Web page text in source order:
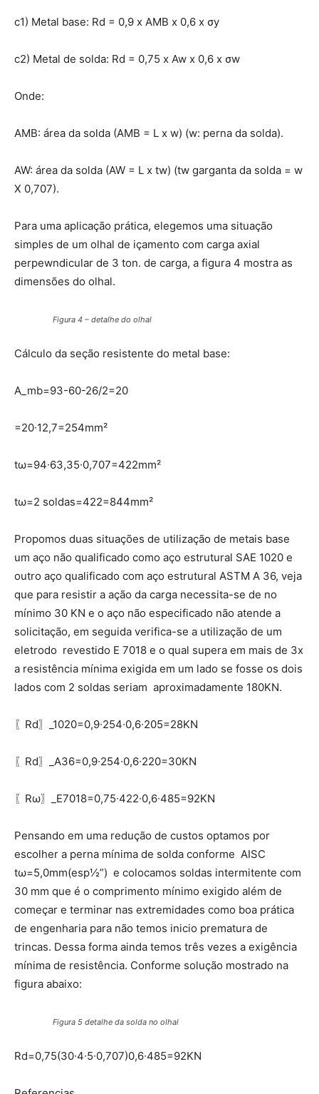
c1) Metal base: Rd = 0,9 x AMB x 0,6 x σy
c2) Metal de solda: Rd = 0,75 x Aw x 0,6 x σw
Onde:
AMB: área da solda (AMB = L x w) (w: perna da solda).
AW: área da solda (AW = L x tw) (tw garganta da solda = w
X 0,707).
Para uma aplicação prática, elegemos uma situação
simples de um olhal de içamento com carga axial
perpewndicular de 3 ton. de carga, a figura 4 mostra as
dimensões do olhal.
Figura 4 – detalhe do olhal
Cálculo da seção resistente do metal base:
A_mb=93-60-26/2=20
=20∙12,7=254mm²
tω=94∙63,35∙0,707=422mm²
tω=2 soldas=422=844mm²
Propomos duas situações de utilização de metais base
um aço não qualificado como aço estrutural SAE 1020 e
outro aço qualificado com aço estrutural ASTM A 36, veja
que para resistir a ação da carga necessita-se de no
mínimo 30 KN e o aço não especificado não atende a
solicitação, em seguida verifica-se a utilização de um
eletrodo revestido E 7018 e o qual supera em mais de 3x
a resistência mínima exigida em um lado se fosse os dois
lados com 2 soldas seriam aproximadamente 180KN.
〖Rd〗_1020=0,9∙254∙0,6∙205=28KN
〖Rd〗_A36=0,9∙254∙0,6∙220=30KN
〖Rω〗_E7018=0,75∙422∙0,6∙485=92KN
Pensando em uma redução de custos optamos por
escolher a perna mínima de solda conforme AISC
tω=5,0mm(esp½”) e colocamos soldas intermitente com
30 mm que é o comprimento mínimo exigido além de
começar e terminar nas extremidades como boa prática
de engenharia para não temos inicio prematura de
trincas. Dessa forma ainda temos três vezes a exigência
mínima de resistência. Conforme solução mostrado na
figura abaixo:
Figura 5 detalhe da solda no olhal
Rd=0,75(30∙4∙5∙0,707)0,6∙485=92KN